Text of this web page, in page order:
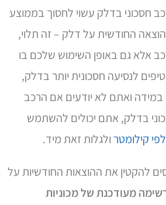
חסכוני בדלק עשוי לחסוך בממוצע
ל – 45% מההוצאה החודשית על דלק – זה תלוי,
אלא גם באופן השימוש שלכם בו
לנסיעה חסכונית יותר בדלק,
במידה ואתם לא יודעים אם הרכב
בדלק, אתם יכולים להשתמש
קילומטרולגלות זאת מיד.
להקטין את ההוצאות החודשיות על
מעודכנת של מכוניות